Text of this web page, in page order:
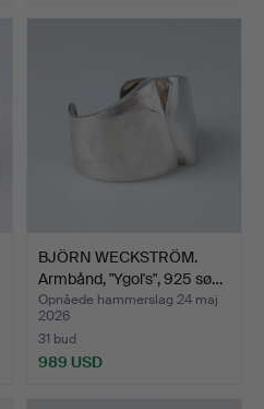
BJÖRN WECKSTRÖM.
Armbånd, "Ygol's", 925 sø…
Opnåede hammerslag 24 maj
2026
31 bud
989 USD